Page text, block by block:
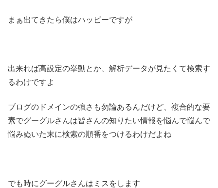
まぁ出てきたら僕はハッピーですが
出来れば高設定の挙動とか、解析データが見たくて検索す
るわけですよ
ブログのドメインの強さも勿論あるんだけど、複合的な要
素でグーグルさんは皆さんの知りたい情報を悩んで悩んで
悩みぬいた末に検索の順番をつけるわけだよね
でも時にグーグルさんはミスをします